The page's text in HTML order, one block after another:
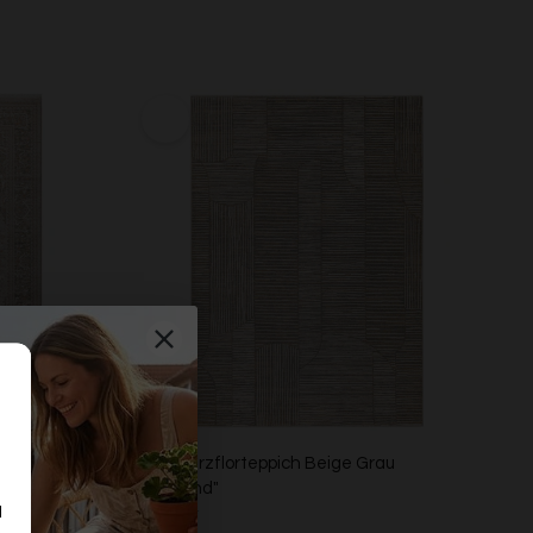
"Soft
Esprit Kurzflorteppich Beige Grau
"Raymond"
ESPRIT